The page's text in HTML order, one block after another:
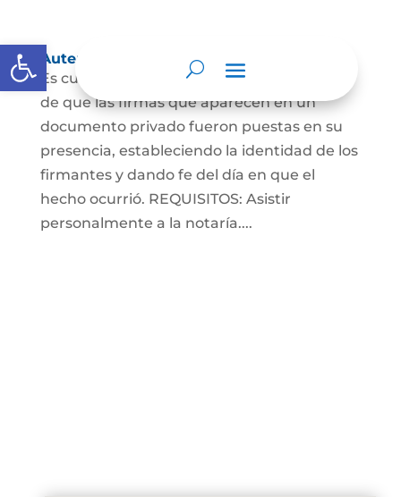
Abrir barra de herramientas
Autenticaciones
Es cuando el notario da testimonio escrito
de que las firmas que aparecen en un
documento privado fueron puestas en su
presencia, estableciendo la identidad de los
firmantes y dando fe del día en que el
hecho ocurrió. REQUISITOS: Asistir
personalmente a la notaría....